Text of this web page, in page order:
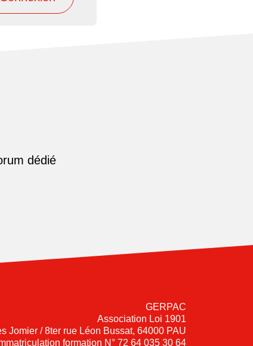
dédié
GERPAC
Association Loi 1901
Jomier / 8ter rue Léon Bussat, 64000 PAU
formation N° 72 64 035 30 64